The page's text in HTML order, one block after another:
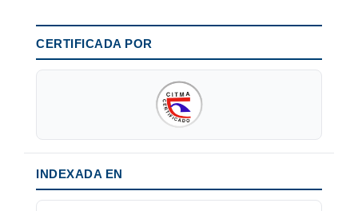
CERTIFICADA POR
INDEXADA EN